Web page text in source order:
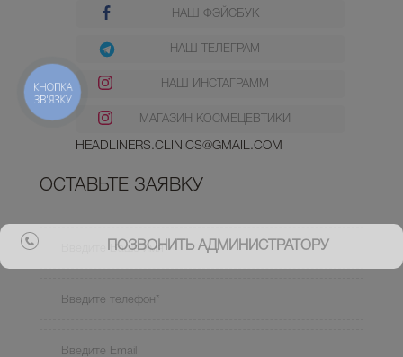
ПОЗВОНИТЬ АДМИНИСТРАТОРУ
НАШ ФЭЙСБУК
НАШ ТЕЛЕГРАМ
НАШ ИНСТАГРАММ
МАГАЗИН КОСМЕЦЕВТИКИ
HEADLINERS.CLINICS@GMAIL.COM
ОСТАВЬТЕ ЗАЯВКУ
КНОПКА
ЗВ'ЯЗКУ